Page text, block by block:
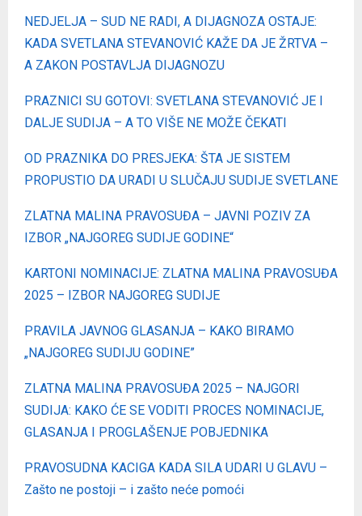
NEDJELJA – SUD NE RADI, A DIJAGNOZA OSTAJЕ:
KADA SVETLANA STEVANOVIĆ KAŽE DA JE ŽRTVA –
A ZAKON POSTAVLJA DIJAGNOZU
PRAZNICI SU GOTOVI: SVETLANA STEVANOVIĆ JE I
DALJE SUDIJA – A TO VIŠE NE MOŽE ČEKATI
OD PRAZNIKA DO PRESJEKA: ŠTA JE SISTEM
PROPUSTIO DA URADI U SLUČAJU SUDIJE SVETLANE
ZLATNA MALINA PRAVOSUĐA – JAVNI POZIV ZA
IZBOR „NAJGOREG SUDIJE GODINE“
KARTONI NOMINACIJE: ZLATNA MALINA PRAVOSUĐA
2025 – IZBOR NAJGOREG SUDIJE
PRAVILA JAVNOG GLASANJA – KAKO BIRAMO
„NAJGOREG SUDIJU GODINE”
ZLATNA MALINA PRAVOSUĐA 2025 – NAJGORI
SUDIJA: KAKO ĆE SE VODITI PROCES NOMINACIJE,
GLASANJA I PROGLAŠENJE POBJEDNIKA
PRAVOSUDNA KACIGA KADA SILA UDARI U GLAVU –
Zašto ne postoji – i zašto neće pomoći